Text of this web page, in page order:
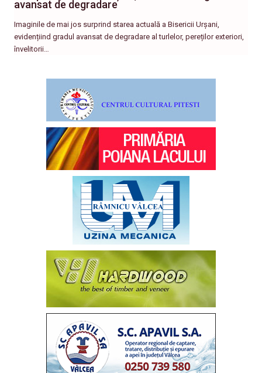
avansat de degradare
Imaginile de mai jos surprind starea actuală a Bisericii Urșani,
evidențiind gradul avansat de degradare al turlelor, pereților exteriori,
învelitorii…